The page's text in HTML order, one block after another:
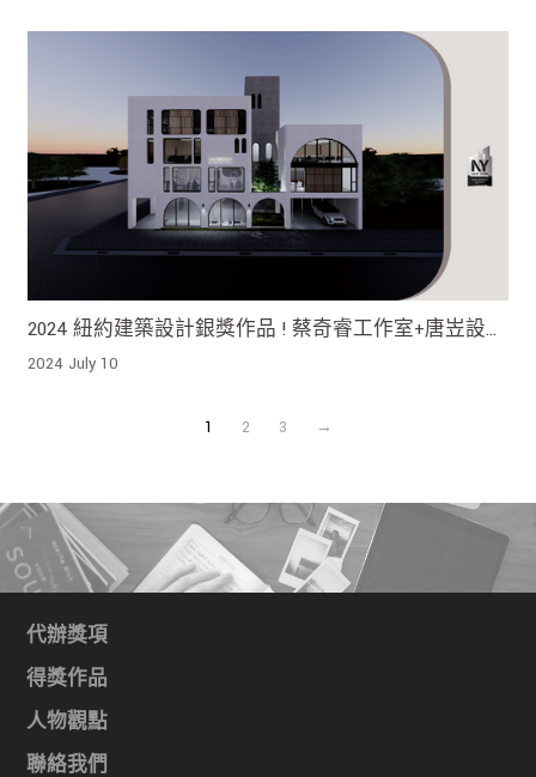
2024 紐約建築設計銀獎作品 ! 蔡奇睿工作室+唐岦設計
+新成建築師事務所 空間奠定了在當地的身分
2024 July 10
1 2 3 →
代辦獎項
得獎作品
人物觀點
聯絡我們